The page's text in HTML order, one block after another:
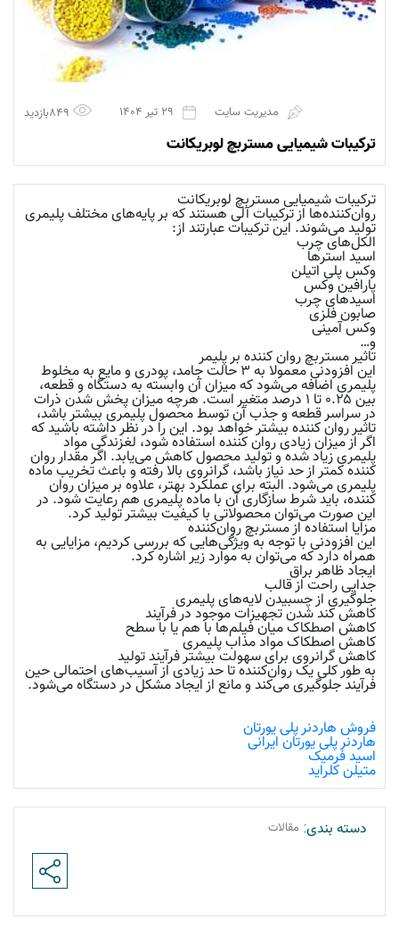
مدیریت سایت 29 تیر 1404
ترکیبات شیمیایی مستربچ لوبریکانت
ترکیبات شیمیایی مستربچ لوبریکانت
روان‌کننده‌ها از ترکیبات آلی هستند که بر پایه‌های مختلف پلیمری
تولید می‌شوند. این ترکیبات عبارتند از:
الکل‌های چرب
اسید استرها
وکس پلی اتیلن
پارافین وکس
اسید‌های چرب
صابون فلزی
وکس آمینی
و…
تاثیر مستربچ روان کننده بر پلیمر
این افزودنی معمولا به ۳ حالت جامد، پودری و مایع به مخلوط
پلیمری اضافه می‌شود که میزان آن وابسته به دستگاه و قطعه،
بین ۰.۲۵ تا ۱ درصد متغیر است. هرچه میزان پخش شدن ذرات
در سراسر قطعه و جذب آن توسط محصول پلیمری بیشتر باشد،
تاثیر روان کننده بیشتر خواهد بود. این را در نظر داشته باشید که
اگر از میزان زیادی روان‌ کننده استفاده شود، لغزندگی مواد
پلیمری زیاد شده و تولید محصول کاهش می‌یابد. اگر مقدار روان
کننده کمتر از حد نیاز باشد، گرانروی بالا رفته و باعث تخریب ماده
پلیمری می‌شود. البته برای عملکرد بهتر، علاوه بر میزان روان
کننده، باید شرط سازگاری آن با ماده پلیمری هم رعایت شود. در
این صورت می‌توان محصولاتی با کیفیت بیشتر تولید کرد.
مزایا استفاده از مستربچ روان‌کننده
این افزودنی با توجه به ویژگی‌هایی که بررسی کردیم، مزایایی به
همراه دارد که می‌توان به موارد زیر اشاره کرد.
ایجاد ظاهر براق
جدایی راحت از قالب
جلوگیری از چسبیدن لایه‌های پلیمری
کاهش کند شدن تجهیزات موجود در فرآیند
کاهش اصطکاک میان فیلم‌ها با هم یا با سطح
کاهش اصطکاک مواد مذاب پلیمری
کاهش گرانروی برای سهولت بیشتر فرآیند تولید
به طور کلی یک روان‌کننده تا حد زیادی از آسیب‌های احتمالی حین
فرآیند جلوگیری می‌کند و مانع از ایجاد مشکل در دستگاه می‌شود.
فروش هاردنر پلی یورتان
هاردنر پلی یورتان ایرانی
اسید فرمیک
متیلن کلراید
دسته بندی: مقالات